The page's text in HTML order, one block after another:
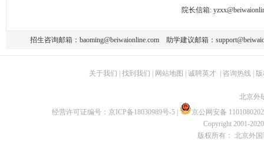
院长信箱:
招生咨询邮箱： baoming@beiwaionline.com 助学建议邮箱：
关于我们 找到我们 网站地图 诚聘英才| 咨询热线|
北京外
经营许可证编号： 京ICP备18030989号-5
京公网安备
Copyright 2001-
版权所有： 北京外